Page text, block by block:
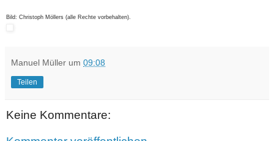
Bild: Christoph Möllers (alle Rechte vorbehalten).
Manuel Müller um 09:08
Teilen
Keine Kommentare: